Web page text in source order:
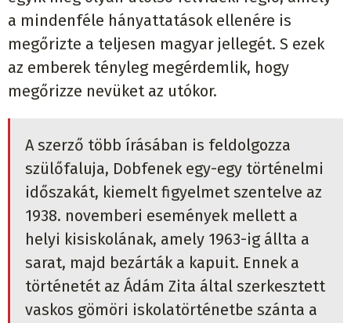
a mindenféle hányattatások ellenére is
megőrizte a teljesen magyar jellegét. S ezek
az emberek tényleg megérdemlik, hogy
megőrizze nevüket az utókor.
A szerző több írásában is feldolgozza
szülőfaluja, Dobfenek egy-egy történelmi
időszakát, kiemelt figyelmet szentelve az
1938. novemberi események mellett a
helyi kisiskolának, amely 1963-ig állta a
sarat, majd bezárták a kapuit. Ennek a
történetét az Ádám Zita által szerkesztett
vaskos gömöri iskolatörténetbe szánta a